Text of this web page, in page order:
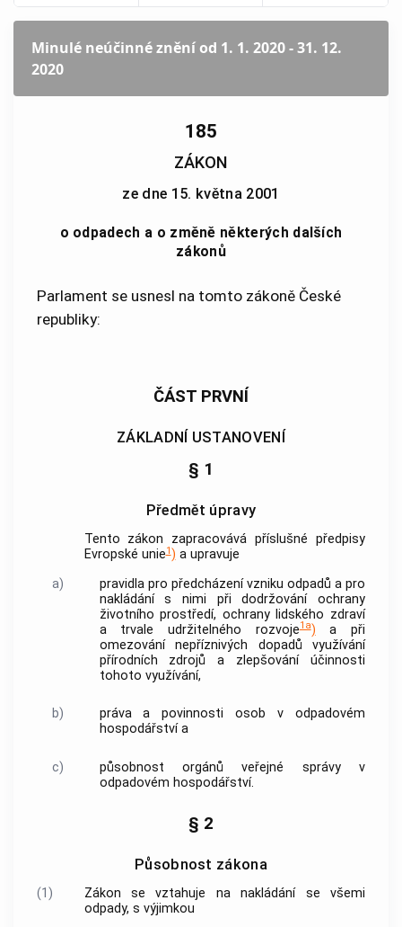
Minulé neúčinné zněníod 1. 1. 2020 - 31. 12.
2020
185
ZÁKON
ze dne 15. května 2001
o odpadech a o změně některých dalších
zákonů
Parlament se usnesl na tomto zákoně České
republiky:
ČÁST PRVNÍ
ZÁKLADNÍ USTANOVENÍ
§ 1
Předmět úpravy
Tento zákon zapracovává příslušné předpisy
Evropské unie1) a upravuje
a)
pravidla pro předcházení vzniku odpadů a pro
nakládání s nimi při dodržování ochrany
životního prostředí, ochrany lidského zdraví
a trvale udržitelného rozvoje1a) a při
omezování nepříznivých dopadů využívání
přírodních zdrojů a zlepšování účinnosti
tohoto využívání,
b) práva a povinnosti osob v odpadovém
hospodářstvía
c)
působnost orgánů veřejné správy v
odpadovém hospodářství.
§ 2
Působnost zákona
(1)
Zákon se vztahuje na nakládání se všemi
odpady, s výjimkou